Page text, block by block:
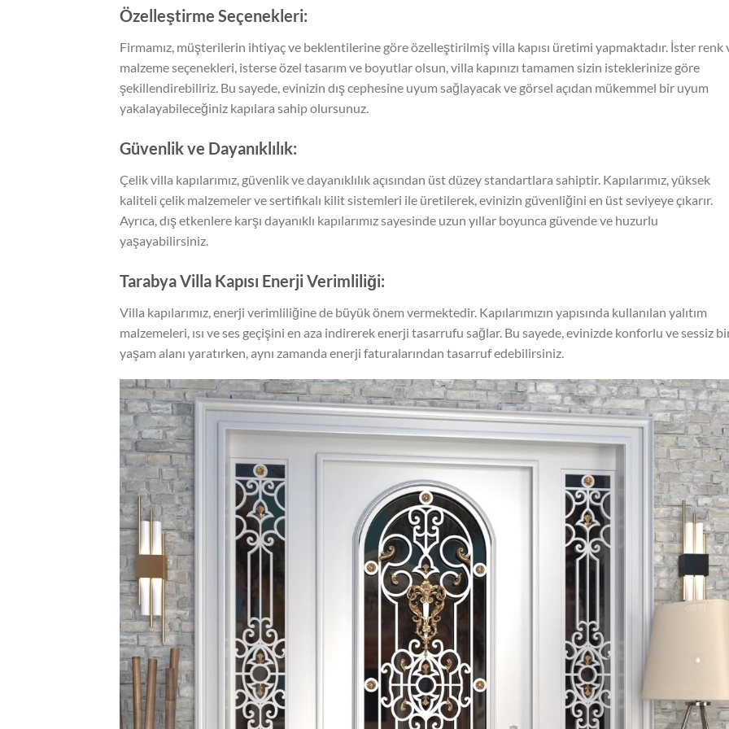
Özelleştirme Seçenekleri:
Firmamız, müşterilerin ihtiyaç ve beklentilerine göre özelleştirilmiş villa kapısı üretimi yapmaktadır. İster renk
malzeme seçenekleri, isterse özel tasarım ve boyutlar olsun, villa kapınızı tamamen sizin isteklerinize göre
şekillendirebiliriz. Bu sayede, evinizin dış cephesine uyum sağlayacak ve görsel açıdan mükemmel bir uyum
yakalayabileceğiniz kapılara sahip olursunuz.
Güvenlik ve Dayanıklılık:
Çelik villa kapılarımız, güvenlik ve dayanıklılık açısından üst düzey standartlara sahiptir. Kapılarımız, yüksek
kaliteli çelik malzemeler ve sertifikalı kilit sistemleri ile üretilerek, evinizin güvenliğini en üst seviyeye çıkarır.
Ayrıca, dış etkenlere karşı dayanıklı kapılarımız sayesinde uzun yıllar boyunca güvende ve huzurlu
yaşayabilirsiniz.
Tarabya Villa Kapısı Enerji Verimliliği:
Villa kapılarımız, enerji verimliliğine de büyük önem vermektedir. Kapılarımızın yapısında kullanılan yalıtım
malzemeleri, ısı ve ses geçişini en aza indirerek enerji tasarrufu sağlar. Bu sayede, evinizde konforlu ve sessiz
yaşam alanı yaratırken, aynı zamanda enerji faturalarından tasarruf edebilirsiniz.